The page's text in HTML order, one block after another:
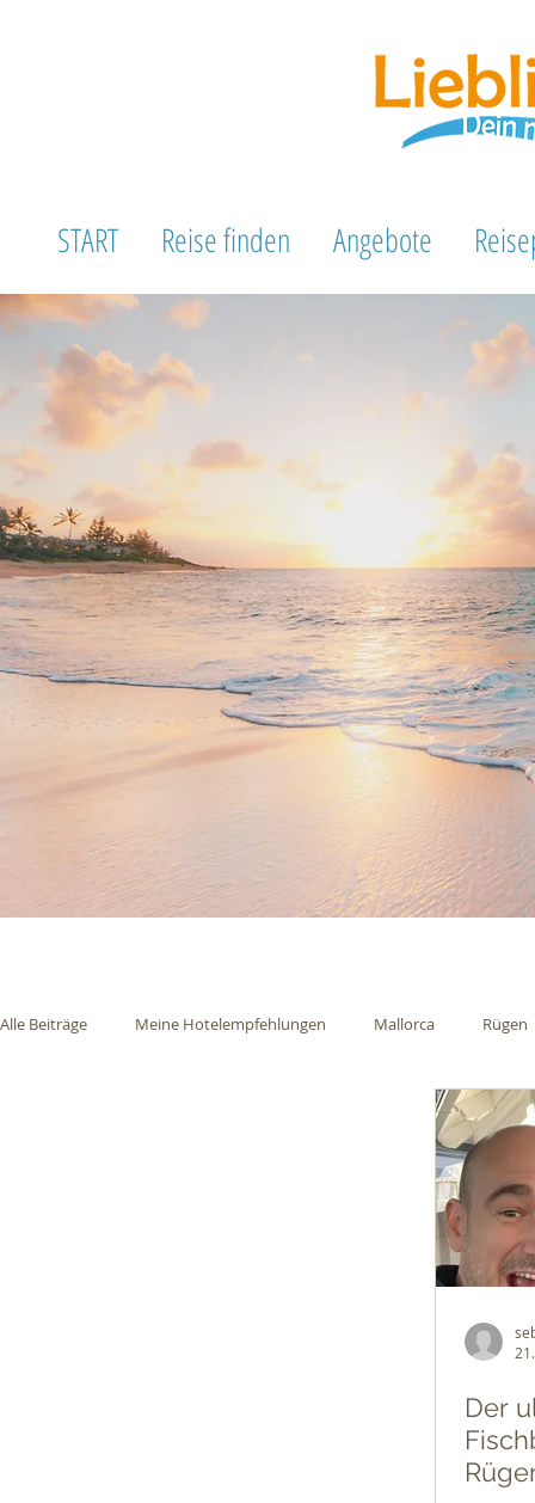
START Reise finden Angebote
Alle Beiträge Meine Hotelempfehlungen Mallorca Rügen
Der